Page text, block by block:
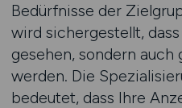
Bedürfnisse der
wird sichergestellt,
gesehen, sondern auch
werden. Die
bedeutet, dass Ihre